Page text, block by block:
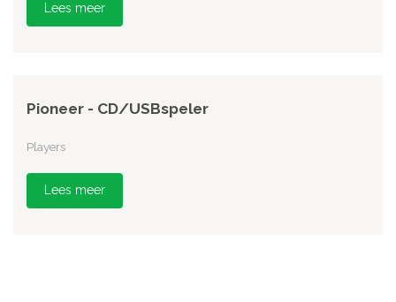
Lees meer
Pioneer - CD/USBspeler
Players
Lees meer